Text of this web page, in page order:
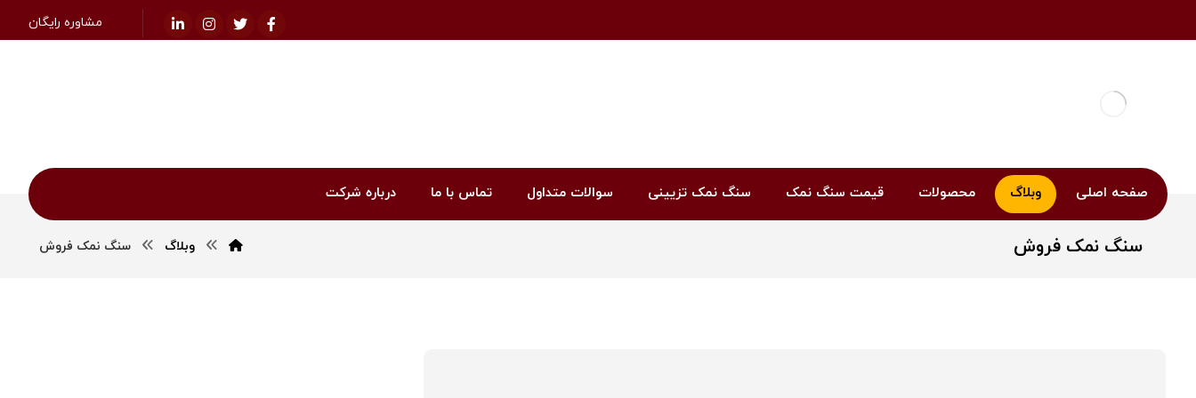
مشاوره رایگان
صفحه اصلی وبلاگ محصولات قیمت سنگ نمک سنگ نمک تزیینی سوالات متداول تماس با ما درباره شرکت
سنگ نمک فروش وبلاگ سنگ نمک فروش